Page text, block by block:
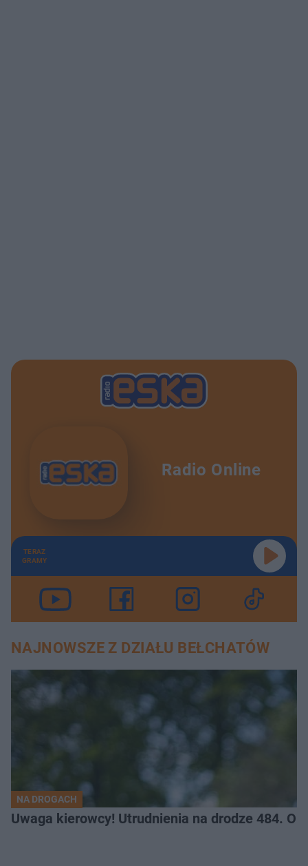
Radio Online
TERAZ
GRAMY
NAJNOWSZE Z DZIAŁU BEŁCHATÓW
NA DROGACH
Uwaga kierowcy! Utrudnienia na drodze 484.